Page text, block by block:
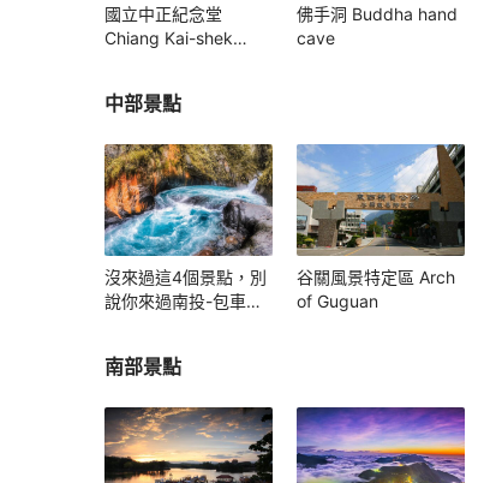
國立中正紀念堂
Chiang Kai-shek
佛手洞 Buddha hand
cave
中部景點
沒來過這4個景點，別
說你來過南投-包車旅
谷關風景特定區 Arch
of Guguan
南部景點